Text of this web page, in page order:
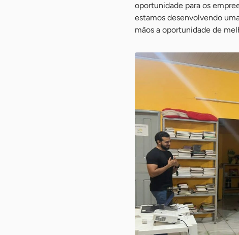
oportunidade para os
estamos desenvolvendo
mãos a oportunidade de